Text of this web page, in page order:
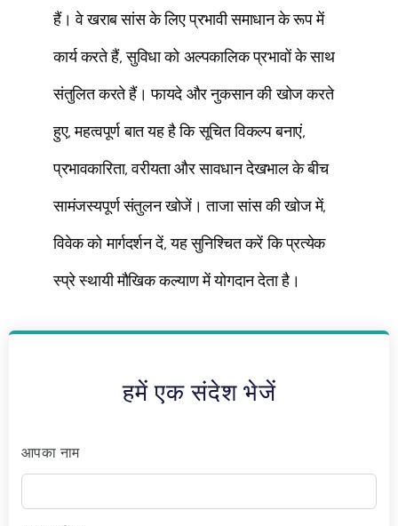
हैं। वे खराब सांस के लिए प्रभावी समाधान के रूप में
कार्य करते हैं, सुविधा को अल्पकालिक प्रभावों के साथ
संतुलित करते हैं। फायदे और नुकसान की खोज करते
हुए, महत्वपूर्ण बात यह है कि सूचित विकल्प बनाएं,
प्रभावकारिता, वरीयता और सावधान देखभाल के बीच
सामंजस्यपूर्ण संतुलन खोजें। ताजा सांस की खोज में,
विवेक को मार्गदर्शन दें, यह सुनिश्चित करें कि प्रत्येक
स्प्रे स्थायी मौखिक कल्याण में योगदान देता है।
हमें एक संदेश भेजें
आपका नाम